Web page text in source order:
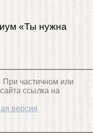
«Ты нужна
При частичном или
ссылка на
версия